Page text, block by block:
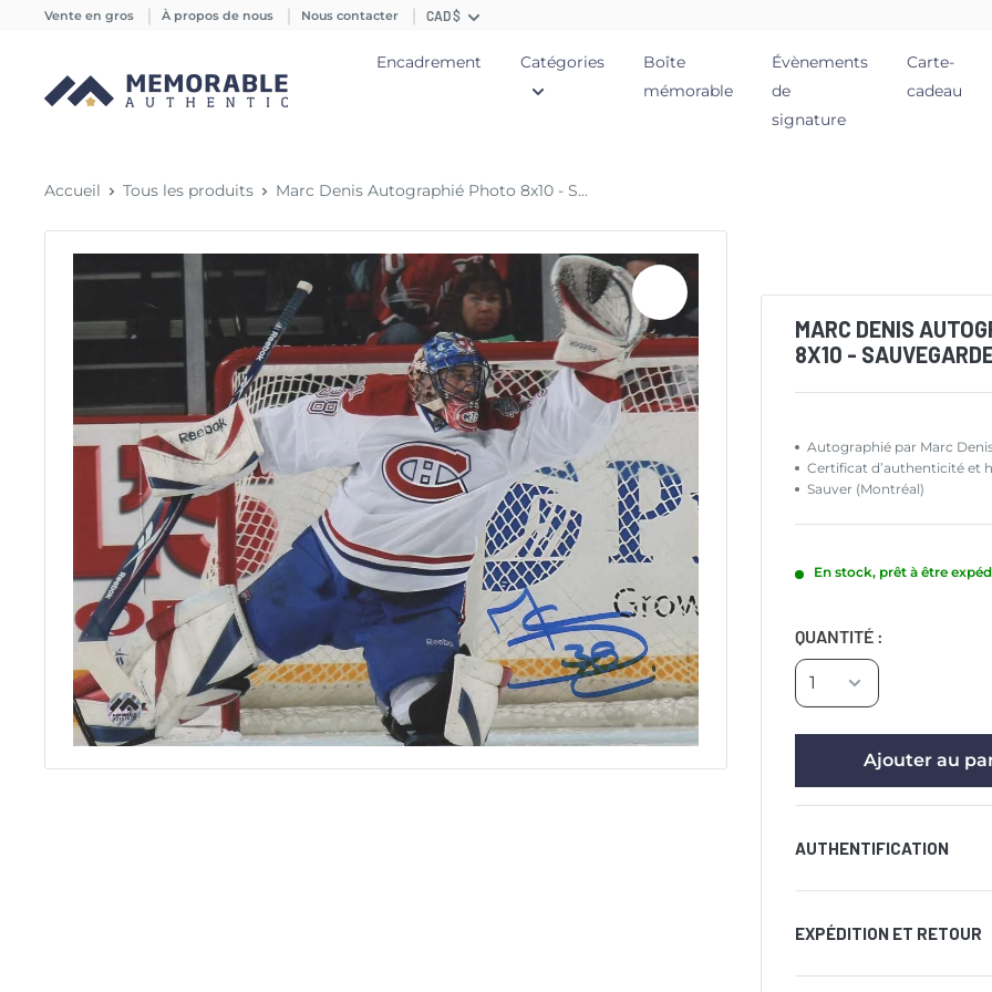
Vente en gros À propos de nous Nous contacter CAD $
Encadrement Catégories
Boîte
mémorable
Évènements
de
signature
Carte-
cadeau
Accueil Tous les produits Marc Denis Autographié Photo 8x10 - S...
MARC DENIS
8X10 -
Autographié par Marc
Certificat d’authenticité et
Sauver (Montréal)
En stock, prêt à être
QUANTITÉ :
Ajouter au
AUTHENTIFICATION
l’authenticité de la
EXPÉDITION ET RETOUR